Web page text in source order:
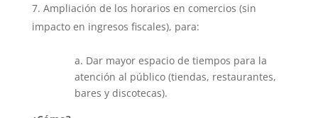
Ampliación de los horarios en comercios (sin
impacto en ingresos fiscales), para:
a. Dar mayor espacio de tiempos para la
atención al público (tiendas, restaurantes,
bares y discotecas).